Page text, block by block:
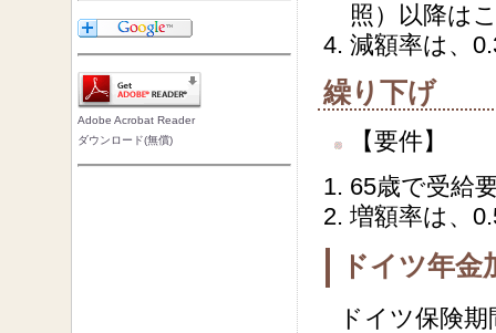
照）以降は
減額率は、
繰り下げ
【要件】
65歳で受給
増額率は、
ドイツ年
ドイツ保険期
Adobe Acrobat Reader
ダウンロード(無償)